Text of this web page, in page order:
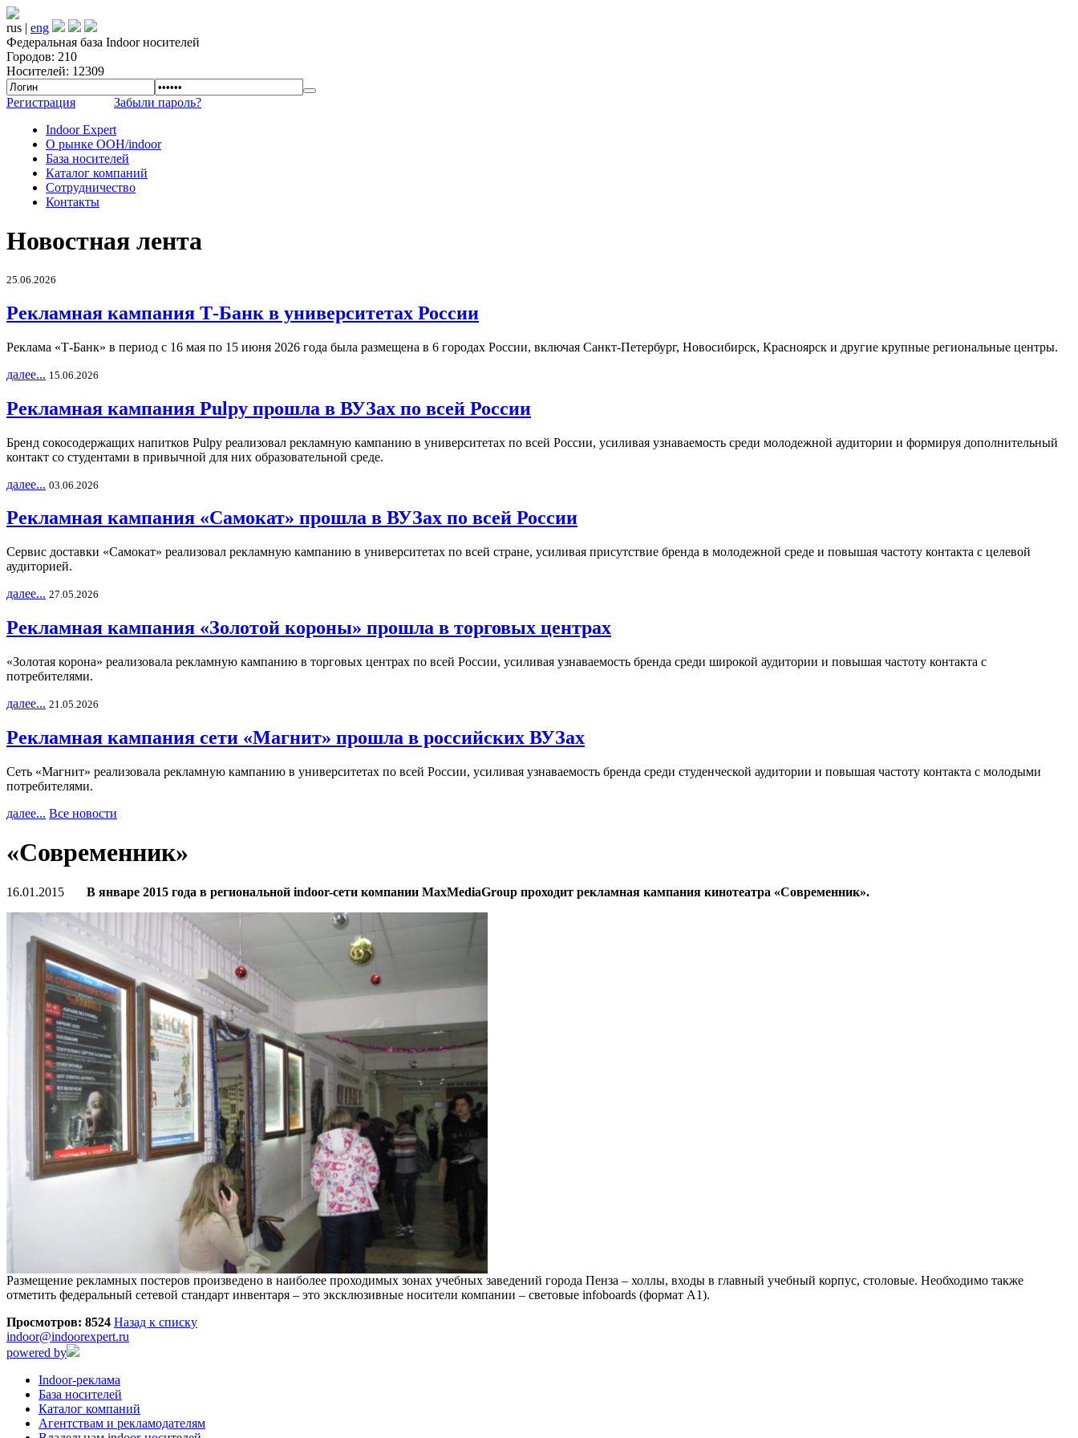
rus | eng
Федеральная база Indoor носителей
Городов: 210
Носителей: 12309
Регистрация
Забыли пароль?
Indoor Expert
О рынке OOH/indoor
База носителей
Каталог компаний
Сотрудничество
Контакты
Новостная лента
25.06.2026
Рекламная кампания Т-Банк в университетах России
Реклама «Т-Банк» в период с 16 мая по 15 июня 2026 года была размещена в 6 городах России, включая Санкт-Петербург, Новосибирск, Красноярск и другие крупные региональные центры.
далее... 15.06.2026
Рекламная кампания Pulpy прошла в ВУЗах по всей России
Бренд сокосодержащих напитков Pulpy реализовал рекламную кампанию в университетах по всей России, усиливая узнаваемость среди молодежной аудитории и формируя дополнительный
контакт со студентами в привычной для них образовательной среде.
далее... 03.06.2026
Рекламная кампания «Самокат» прошла в ВУЗах по всей России
Сервис доставки «Самокат» реализовал рекламную кампанию в университетах по всей стране, усиливая присутствие бренда в молодежной среде и повышая частоту контакта с целевой
аудиторией.
далее... 27.05.2026
Рекламная кампания «Золотой короны» прошла в торговых центрах
«Золотая корона» реализовала рекламную кампанию в торговых центрах по всей России, усиливая узнаваемость бренда среди широкой аудитории и повышая частоту контакта с
потребителями.
далее... 21.05.2026
Рекламная кампания сети «Магнит» прошла в российских ВУЗах
Сеть «Магнит» реализовала рекламную кампанию в университетах по всей России, усиливая узнаваемость бренда среди студенческой аудитории и повышая частоту контакта с молодыми
потребителями.
далее... Все новости
«Современник»
16.01.2015 В январе 2015 года в региональной indoor-сети компании MaxMediaGroup проходит рекламная кампания кинотеатра «Современник».
Размещение рекламных постеров произведено в наиболее проходимых зонах учебных заведений города Пенза – холлы, входы в главный учебный корпус, столовые. Необходимо также
отметить федеральный сетевой стандарт инвентаря – это эксклюзивные носители компании – световые infoboards (формат А1).
Просмотров: 8524 Назад к списку
indoor@indoorexpert.ru
powered by
Indoor-реклама
База носителей
Каталог компаний
Агентствам и рекламодателям